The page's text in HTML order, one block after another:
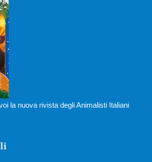
la nuova rivista degli Animalisti Italiani